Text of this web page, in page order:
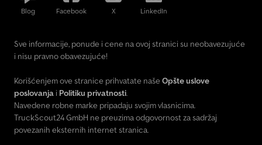
Blog Facebook X LinkedIn
Sve informacije, ponude i cene na ovoj stranici su neobavezujuće
i nisu pravno obavezujuće!
Korišćenjem ove stranice prihvatate naše Opšte uslove
poslovanja i Politiku privatnosti.
Navedene robne marke pripadaju svojim vlasnicima.
TruckScout24 GmbH ne preuzima odgovornost za sadržaj
povezanih eksternih internet stranica.